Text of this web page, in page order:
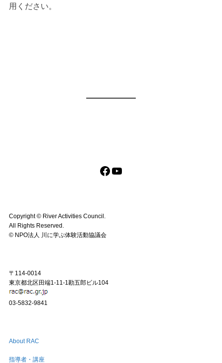
用ください。
Facebook
YouTube
Copyright ©︎ River Activities Council.
All Rights Reserved.
©︎ NPO法人 川に学ぶ体験活動協議会
〒114-0014
東京都北区田端1-11-1勘五郎ビル104
03-5832-9841
About RAC
指導者・講座